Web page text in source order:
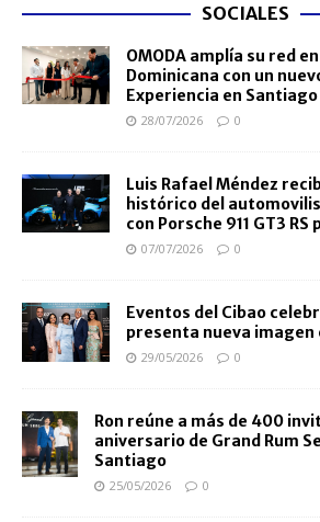
SOCIALES
OMODA amplía su red
Dominicana con un
Experiencia en Santiago
28/07/2026 0
Luis Rafael Méndez
histórico del
con Porsche 911 GT3
07/07/2026 0
Eventos del Cibao
presenta nueva
29/05/2026 0
Ron reúne a más de 400
aniversario de Grand Rum
Santiago
25/05/2026 0